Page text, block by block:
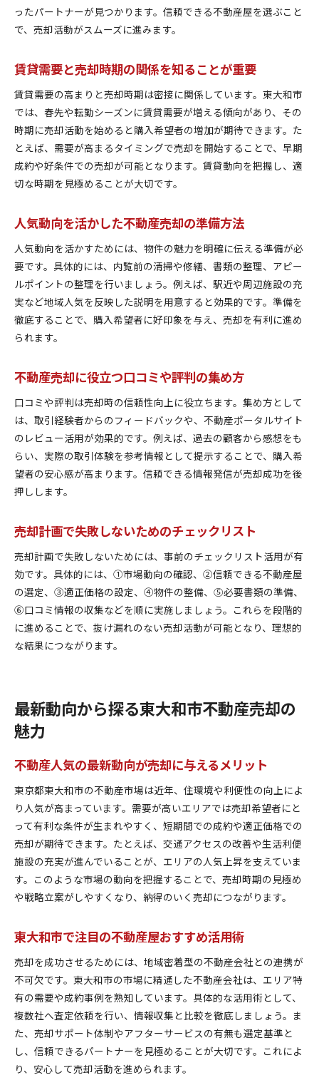
ったパートナーが見つかります。信頼できる不動産屋を選ぶこと
で、売却活動がスムーズに進みます。
賃貸需要と売却時期の関係を知ることが重要
賃貸需要の高まりと売却時期は密接に関係しています。東大和市
では、春先や転勤シーズンに賃貸需要が増える傾向があり、その
時期に売却活動を始めると購入希望者の増加が期待できます。た
とえば、需要が高まるタイミングで売却を開始することで、早期
成約や好条件での売却が可能となります。賃貸動向を把握し、適
切な時期を見極めることが大切です。
人気動向を活かした不動産売却の準備方法
人気動向を活かすためには、物件の魅力を明確に伝える準備が必
要です。具体的には、内覧前の清掃や修繕、書類の整理、アピー
ルポイントの整理を行いましょう。例えば、駅近や周辺施設の充
実など地域人気を反映した説明を用意すると効果的です。準備を
徹底することで、購入希望者に好印象を与え、売却を有利に進め
られます。
不動産売却に役立つ口コミや評判の集め方
口コミや評判は売却時の信頼性向上に役立ちます。集め方として
は、取引経験者からのフィードバックや、不動産ポータルサイト
のレビュー活用が効果的です。例えば、過去の顧客から感想をも
らい、実際の取引体験を参考情報として提示することで、購入希
望者の安心感が高まります。信頼できる情報発信が売却成功を後
押しします。
売却計画で失敗しないためのチェックリスト
売却計画で失敗しないためには、事前のチェックリスト活用が有
効です。具体的には、①市場動向の確認、②信頼できる不動産屋
の選定、③適正価格の設定、④物件の整備、⑤必要書類の準備、
⑥口コミ情報の収集などを順に実施しましょう。これらを段階的
に進めることで、抜け漏れのない売却活動が可能となり、理想的
な結果につながります。
最新動向から探る東大和市不動産売却の
魅力
不動産人気の最新動向が売却に与えるメリット
東京都東大和市の不動産市場は近年、住環境や利便性の向上によ
り人気が高まっています。需要が高いエリアでは売却希望者にと
って有利な条件が生まれやすく、短期間での成約や適正価格での
売却が期待できます。たとえば、交通アクセスの改善や生活利便
施設の充実が進んでいることが、エリアの人気上昇を支えていま
す。このような市場の動向を把握することで、売却時期の見極め
や戦略立案がしやすくなり、納得のいく売却につながります。
東大和市で注目の不動産屋おすすめ活用術
売却を成功させるためには、地域密着型の不動産会社との連携が
不可欠です。東大和市の市場に精通した不動産会社は、エリア特
有の需要や成約事例を熟知しています。具体的な活用術として、
複数社へ査定依頼を行い、情報収集と比較を徹底しましょう。ま
た、売却サポート体制やアフターサービスの有無も選定基準と
し、信頼できるパートナーを見極めることが大切です。これによ
り、安心して売却活動を進められます。